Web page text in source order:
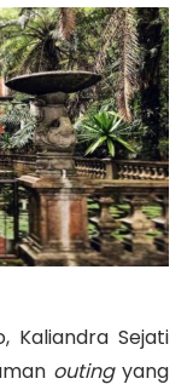
Kaliandra Sejati
outingyang